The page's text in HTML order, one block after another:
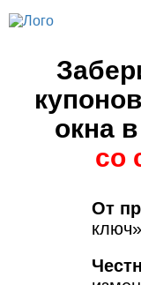
окна
со
От